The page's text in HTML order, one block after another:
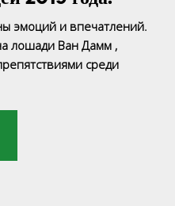
эмоций и впечатлений.
лошади Ван Дамм ,
среди